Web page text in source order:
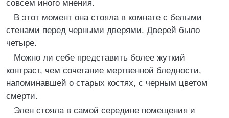
совсем иного мнения.
В этот момент она стояла в комнате с белыми
стенами перед черными дверями. Дверей было
четыре.
Можно ли себе представить более жуткий
контраст, чем сочетание мертвенной бледности,
напоминавшей о старых костях, с черным цветом
смерти.
Элен стояла в самой середине помещения и